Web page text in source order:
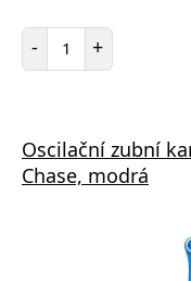
- Počet položiek
+
Oscilační zubní
Chase, modrá